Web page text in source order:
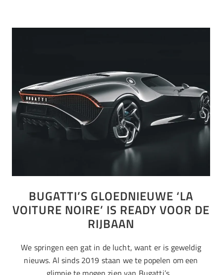
BUGATTI’S GLOEDNIEUWE ‘LA
VOITURE NOIRE’ IS READY VOOR DE
RIJBAAN
We springen een gat in de lucht, want er is geweldig
nieuws. Al sinds 2019 staan we te popelen om een